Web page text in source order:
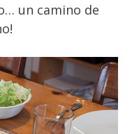
un camino de